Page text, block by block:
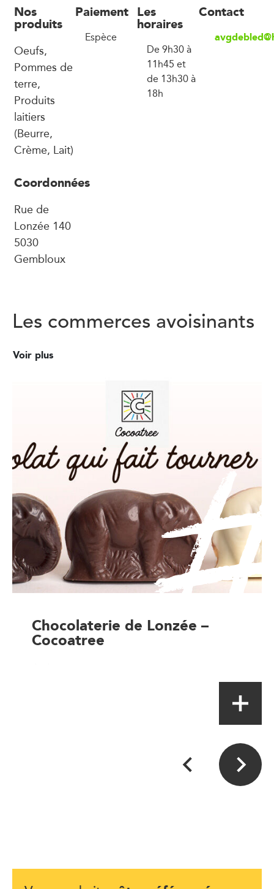
Nos
produits
Oeufs,
Pommes de
terre,
Produits
laitiers
(Beurre,
Crème, Lait)
Paiement
Espèce
Les
horaires
De 9h30 à
11h45 et
de 13h30 à
18h
Contact
Coordonnées
Rue de
Lonzée 140
5030
Gembloux
Les commerces avoisinants
Voir plus
Chocolaterie de Lonzée –
Cocoatree